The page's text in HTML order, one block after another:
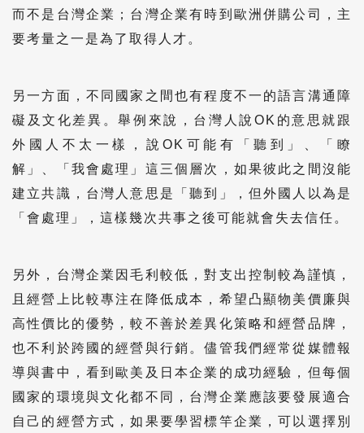
而不是台灣企業；台灣企業有時到歐洲併購公司，主
要考量之一是為了取得人才。
另一方面，不同國家之間也有程度不一的語言溝通障
礙及文化差異。舉例來說，台灣人說OK的意思就跟
外國人不太一樣，說OK可能有「聽到」、「瞭
解」、「我會處理」這三個層次，如果彼此之間沒能
建立共識，台灣人意思是「聽到」，但外國人以為是
「會處理」，這樣幾次共事之後可能就會失去信任。
另外，台灣企業因毛利較低，對支出控制較為謹慎，
且經營上比較專注在降低成本，希望凸顯物美價廉與
高性價比的優勢，較不善於差異化策略和經營品牌，
也不利於跨國的經營與行銷。儘管我們經常從媒體報
導與書中，看到歐美及日本企業的成功經驗，但每個
國家的環境與文化都不同，台灣企業應該要發展適合
自己的經營方式，如果要學習標竿企業，可以選擇別